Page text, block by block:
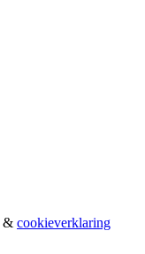
& cookieverklaring